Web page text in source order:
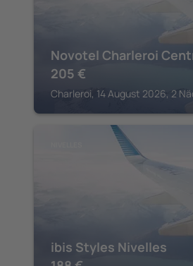
Novotel Charleroi
205 €
Charleroi, 14 August 2026, 2
ibis Styles Nivelles